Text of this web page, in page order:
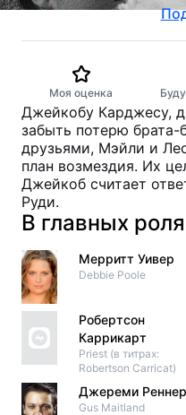
Моя оценка
Джейкобу Карджесу,
забыть потерю брата-
друзьями, Мэйли и
план возмездия. Их
Джейкоб считает
Руди.
В главных
Мерритт Уивер
Debbie Poole
Робертсон
Каррикарт
Priest (в титрах:
Robertson Carricat)
Джереми Реннер
Gus Maitland